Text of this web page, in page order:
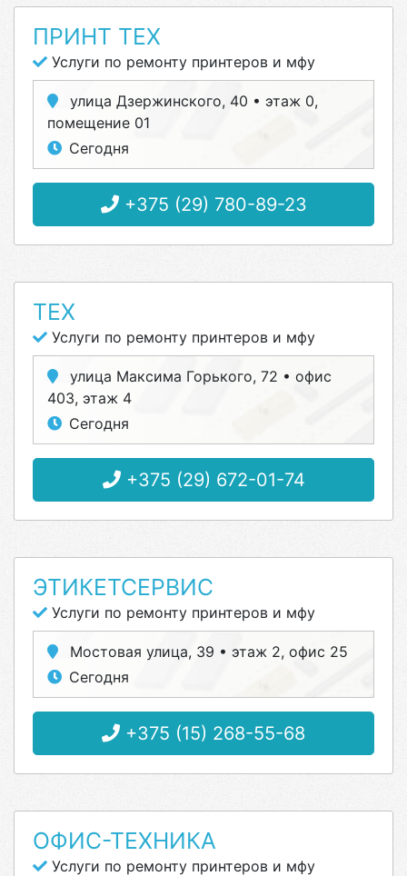
ПРИНТ ТЕХ
Услуги по ремонту принтеров и мфу
улица Дзержинского, 40 • этаж 0,
помещение 01
Сегодня
+375 (29) 780-89-23
ТЕХ
Услуги по ремонту принтеров и мфу
улица Максима Горького, 72 • офис
403, этаж 4
Сегодня
+375 (29) 672-01-74
ЭТИКЕТСЕРВИС
Услуги по ремонту принтеров и мфу
Мостовая улица, 39 • этаж 2, офис 25
Сегодня
+375 (15) 268-55-68
ОФИС-ТЕХНИКА
Услуги по ремонту принтеров и мфу